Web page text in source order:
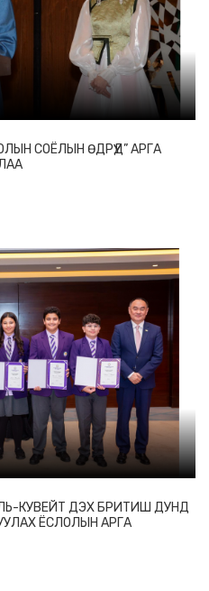
СОЁЛЫН ӨДРҮҮД” АРГА
КУВЕЙТ ДЭХ БРИТИШ ДУНД
ЁСЛОЛЫН АРГА